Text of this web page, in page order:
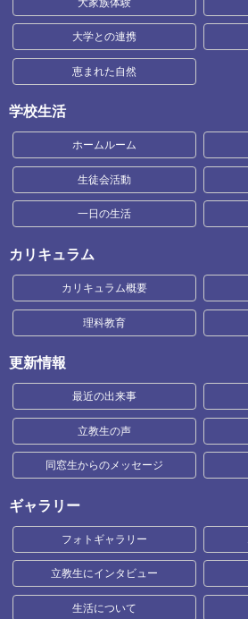
大学との連携
恵まれた自然
学校生活
ホームルーム
生徒会活動
一日の生活
カリキュラム
カリキュラム概要
理科教育
更新情報
最近の出来事
立教生の声
同窓生からのメッセージ
ギャラリー
フォトギャラリー
立教生にインタビュー
生活について